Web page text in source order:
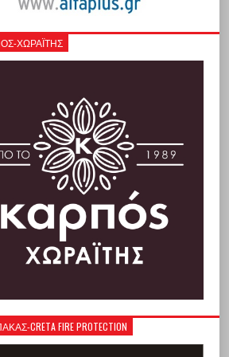
ΧΩΡΑΪΤΗΣ
CRETA FIRE PROTECTION